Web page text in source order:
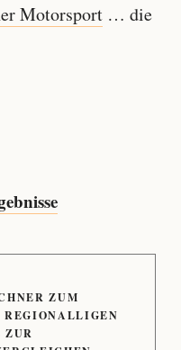
Motorsport… die
ZUM
REGIONALLIGEN
ZUR